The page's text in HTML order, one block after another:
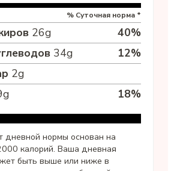
% Суточная норма *
26g 40%
34g 12%
2g
g 18%
дневной нормы основан на
калорий. Ваша дневная
быть выше или ниже в